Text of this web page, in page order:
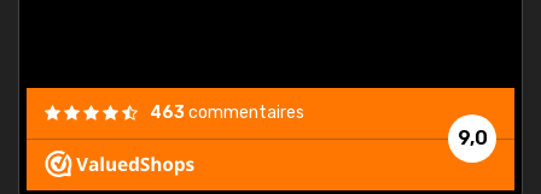
9,0
463commentaires